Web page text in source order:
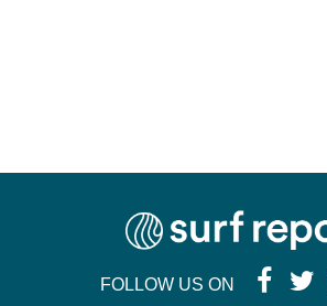
FOLLOW US ON